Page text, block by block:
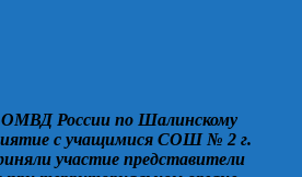
ОМВД России по Шалинскому
с учащимися СОШ № 2 г.
участие представители